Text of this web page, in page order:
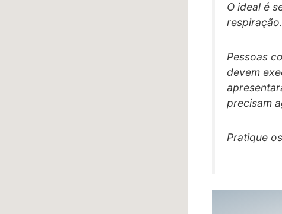
O ideal é
respiração.
Pessoas
devem
precisam
Pratique